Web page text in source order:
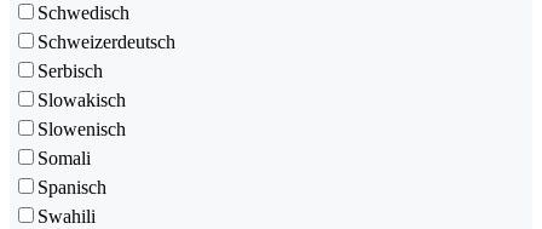
Schwedisch
Schweizerdeutsch
Serbisch
Slowakisch
Slowenisch
Somali
Spanisch
Swahili